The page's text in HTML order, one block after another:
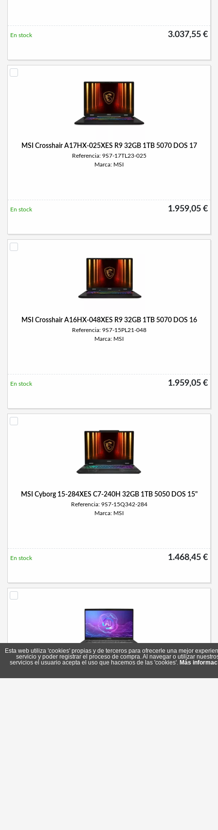
3.037,55 €
En stock
MSI Crosshair A17HX-025XES R9 32GB 1TB 5070 DOS 17
Referencia: 9S7-17TL23-025
Marca: MSI
1.959,05 €
En stock
MSI Crosshair A16HX-048XES R9 32GB 1TB 5070 DOS 16
Referencia: 9S7-15PL21-048
Marca: MSI
1.959,05 €
En stock
MSI Cyborg 15-284XES C7-240H 32GB 1TB 5050 DOS 15"
Referencia: 9S7-15Q342-284
Marca: MSI
1.468,45 €
En stock
Referencia: 9S7-14SK21-010
Esta web utiliza 'cookies' propias y de terceros para ofrecerle una mejor
servicio y poder registrar el proceso de compra. Al navegar o utilizar
servicios el usuario acepta el uso que hacemos de las 'cookies'. Más